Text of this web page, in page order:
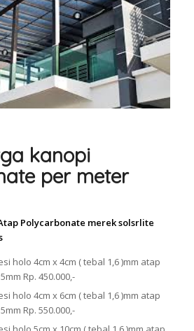
kanopi
per meter
Polycarbonate merek solsrlite
holo 4cm x 4cm ( tebal 1,6 )mm atap
Rp. 450.000,-
holo 4cm x 6cm ( tebal 1,6 )mm atap
Rp. 550.000,-